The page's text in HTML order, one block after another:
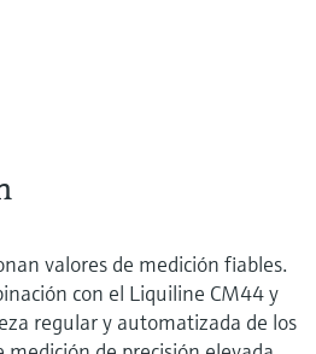
valores de medición fiables.
con el Liquiline CM44 y
regular y automatizada de los